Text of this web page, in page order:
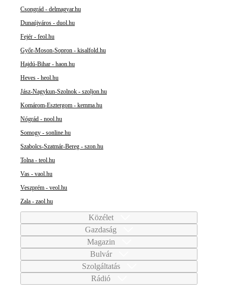
Csongrád - delmagyar.hu
Dunaújváros - duol.hu
Fejér - feol.hu
Győr-Moson-Sopron - kisalfold.hu
Hajdú-Bihar - haon.hu
Heves - heol.hu
Jász-Nagykun-Szolnok - szoljon.hu
Komárom-Esztergom - kemma.hu
Nógrád - nool.hu
Somogy - sonline.hu
Szabolcs-Szatmár-Bereg - szon.hu
Tolna - teol.hu
Vas - vaol.hu
Veszprém - veol.hu
Zala - zaol.hu
Közélet
Gazdaság
Magazin
Bulvár
Szolgáltatás
Rádió